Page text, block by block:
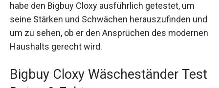
habe den Bigbuy Cloxy ausführlich getestet, um
seine Stärken und Schwächen herauszufinden und
um zu sehen, ob er den Ansprüchen des modernen
Haushalts gerecht wird.
Bigbuy Cloxy Wäscheständer Test